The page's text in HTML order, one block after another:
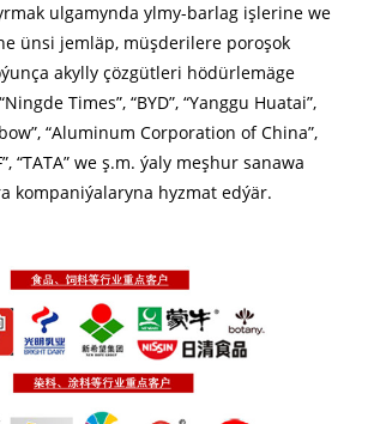
ulgamynda ylmy-barlag işlerine we
ünsi jemläp, müşderilere poroşok
akylly çözgütleri hödürlemäge
Times”, “BYD”, “Yanggu Huatai”,
“Aluminum Corporation of China”,
“TATA” we ş.m. ýaly meşhur sanawa
kompaniýalaryna hyzmat edýär.